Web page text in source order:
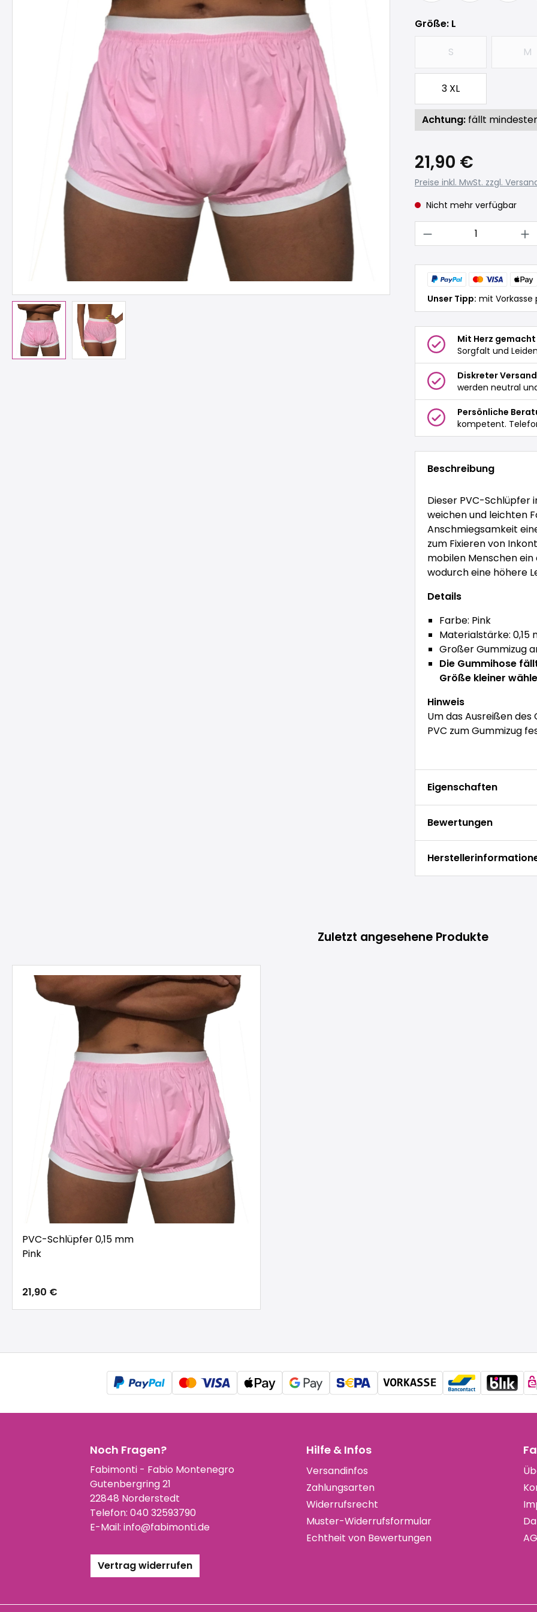
Größeauswählen
: L
S
(Diese Option ist
M
3 XL
Achtung: fällt
21,90 €
Preise inkl. MwSt. zzgl.
Nicht mehr verfügbar
Produkt
Unser Tipp: mit Vorkasse
Mit Herz gemacht
Sorgfalt und
Diskreter Versand
werden neutral
Persönliche
kompetent.
Beschreibung
Dieser PVC-Schlüpfer
weichen und leichten
Anschmiegsamkeit
zum Fixieren von
mobilen Menschen
wodurch eine höhere
Details
Farbe: Pink
Materialstärke: 0,15
Großer Gummizug
Die Gummihose
Größe kleiner
Hinweis
Um das Ausreißen
PVC zum Gummizug
Eigenschaften
Bewertungen
Zuletzt angesehene Produkte
PVC-Schlüpfer 0,15 mm
Pink
21,90 €
Noch Fragen?
Fabimonti - Fabio Montenegro
Gutenbergring 21
22848 Norderstedt
Telefon:040 32593790
E-Mail:info@fabimonti.de
Vertrag widerrufen
Hilfe & Infos
Versandinfos
Zahlungsarten
Widerrufsrecht
Muster-Widerrufsformular
Echtheit von Bewertungen